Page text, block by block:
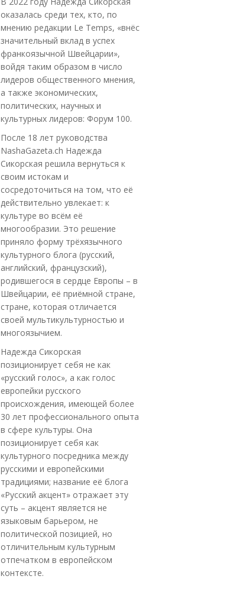
оказалась среди тех, кто, по
мнению редакции Le Temps, «внёс
значительный вклад в успех
франкоязычной Швейцарии»,
войдя таким образом в число
лидеров общественного мнения,
а также экономических,
политических, научных и
культурных лидеров: Форум 100.
После 18 лет руководства
NashaGazeta.ch Надежда
Сикорская решила вернуться к
своим истокам и
сосредоточиться на том, что её
действительно увлекает: к
культуре во всём её
многообразии. Это решение
приняло форму трёхязычного
культурного блога (русский,
английский, французский),
родившегося в сердце Европы – в
Швейцарии, её приёмной стране,
стране, которая отличается
своей мультикультурностью и
многоязычием.
Надежда Сикорская
позиционирует себя не как
«русский голос», а как голос
европейки русского
происхождения, имеющей более
30 лет профессионального опыта
в сфере культуры. Она
позиционирует себя как
культурного посредника между
русскими и европейскими
традициями; название её блога
«Русский акцент» отражает эту
суть – акцент является не
языковым барьером, не
политической позицией, но
отличительным культурным
отпечатком в европейском
контексте.